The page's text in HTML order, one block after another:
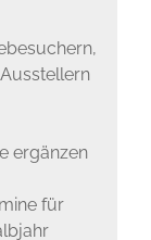
ergänzen
für